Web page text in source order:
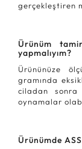
gerçekleştiren
Ürünüm
yapmalıyım?
Ürününüze
gramında
ciladan
oynamalar
Ürünümde